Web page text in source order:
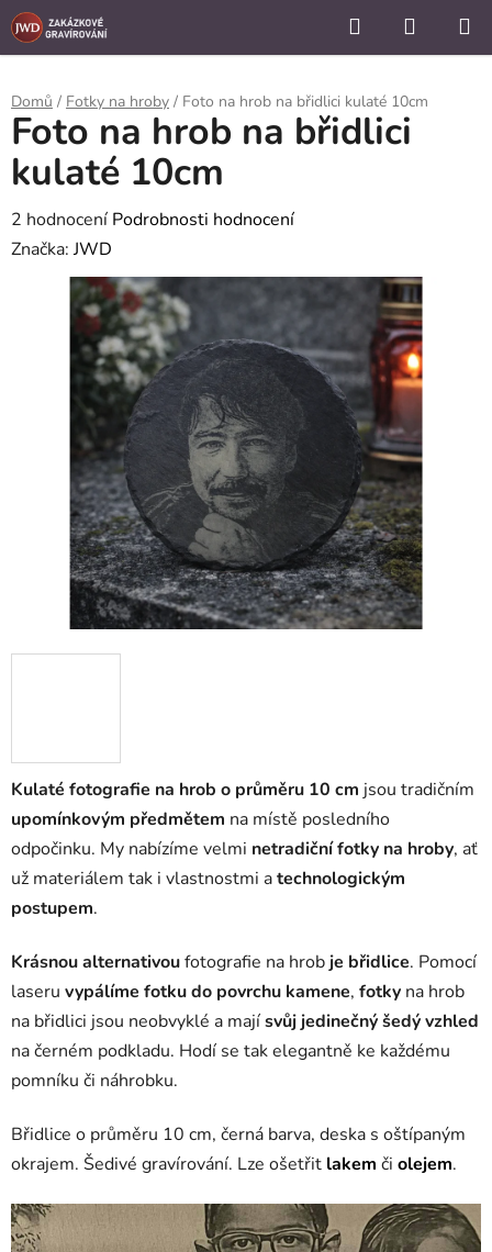
```
Přejít
na
Hledat
KOŠÍK
Domů / Fotky na hroby / Foto na hrob na břidlici kulaté 10cm
Kulaté fotografie na hrob o průměru 10 cm jsou tradičním
upomínkovým předmětem na místě posledního
odpočinku. My nabízíme velmi netradiční fotky na hroby, ať
už materiálem tak i vlastnostmi atechnologickým
postupem.
Krásnou alternativoufotografie na hrob je břidlice. Pomocí
laseru vypálíme fotku do povrchu kamene, fotky na hrob
na břidlici jsou neobvyklé a majísvůj jedinečný šedý vzhled
na černém podkladu. Hodí se tak elegantně ke každému
pomníku či náhrobku.
Břidlice o průměru 10 cm, černá barva, deska s oštípaným
okrajem. Šedivé gravírování. Lze ošetřit lakem či olejem.
Foto na hrob na břidlici
kulaté 10cm
Průměrné
hodnocení
produktu
2 hodnocení Podrobnosti hodnocení
Značka:JWD